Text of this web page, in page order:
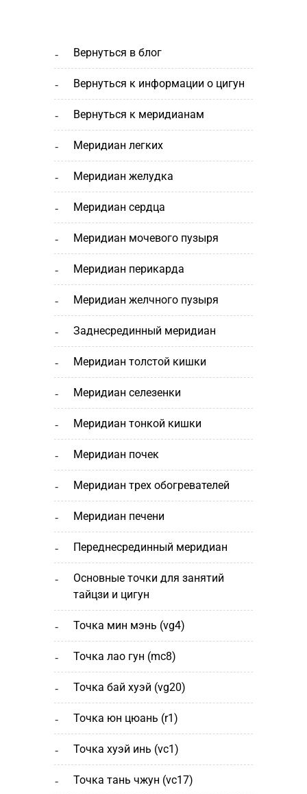
вернуться в блог
вернуться к информации о цигун
вернуться к меридианам
меридиан легких
меридиан желудка
меридиан сердца
меридиан мочевого пузыря
меридиан перикарда
меридиан желчного пузыря
заднесрединный меридиан
меридиан толстой кишки
меридиан селезенки
меридиан тонкой кишки
меридиан почек
меридиан трех обогревателей
меридиан печени
переднесрединный меридиан
основные точки для занятий
тайцзи и цигун
точка мин мэнь (vg4)
точка лао гун (mc8)
точка бай хуэй (vg20)
точка юн цюань (r1)
точка хуэй инь (vc1)
точка тань чжун (vc17)